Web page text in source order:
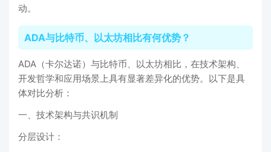
动。
ADA与比特币、以太坊相比有何优势？
ADA（卡尔达诺）与比特币、以太坊相比，在技术架构、
开发哲学和应用场景上具有显著差异化的优势。以下是具
体对比分析：
一、技术架构与共识机制
‌分层设计‌：